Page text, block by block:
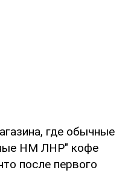
где обычные
НМ ЛНР" кофе
после первого